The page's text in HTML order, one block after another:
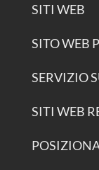
SITI WEB
SITO WEB
SERVIZIO
SITI WEB